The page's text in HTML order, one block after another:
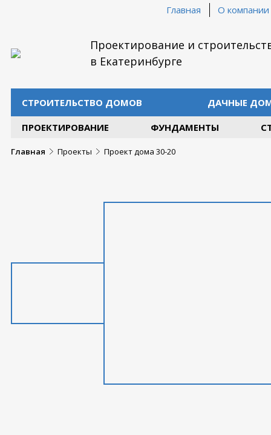
Главная О компании
Проектирование и
в Екатеринбурге
СТРОИТЕЛЬСТВО ДОМОВ ДАЧНЫЕ
ПРОЕКТИРОВАНИЕ ФУНДАМЕНТЫ
Главная Проекты Проект дома 30-20